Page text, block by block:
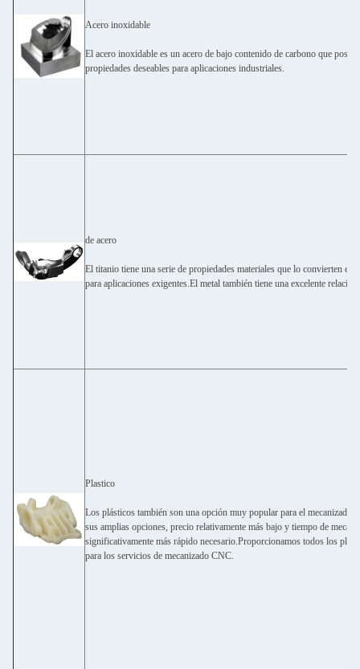
Acero inoxidable
El acero inoxidable es un acero de bajo contenido de carbono que posee
propiedades deseables para aplicaciones industriales.
de acero
El titanio tiene una serie de propiedades materiales que lo convierten en
para aplicaciones exigentes.El metal también tiene una excelente
Plastico
Los plásticos también son una opción muy popular para el mecanizado
sus amplias opciones, precio relativamente más bajo y tiempo de
significativamente más rápido necesario.Proporcionamos todos los
para los servicios de mecanizado CNC.